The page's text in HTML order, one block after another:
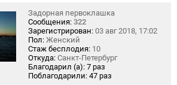
Задорная первоклашка
Сообщения: 322
Зарегистрирован: 03 авг 2018, 17:02
Пол: Женский
Стаж бесплодия: 10
Откуда: Санкт-Петербург
Благодарил (а): 7 раз
Поблагодарили: 47 раз